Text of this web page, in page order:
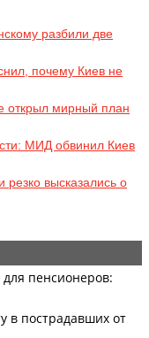
разбили две
почему Киев не
открыл мирный план
МИД обвинил Киев
высказались о